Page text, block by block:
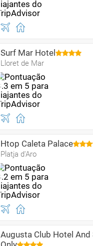
Surf Mar Hotel
Lloret de Mar
Htop Caleta Palace
Platja d'Aro
Augusta Club Hotel And